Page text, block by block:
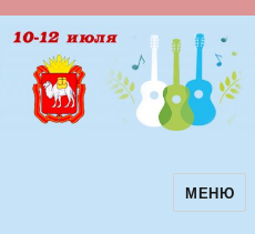
авторскойМЕНЮ